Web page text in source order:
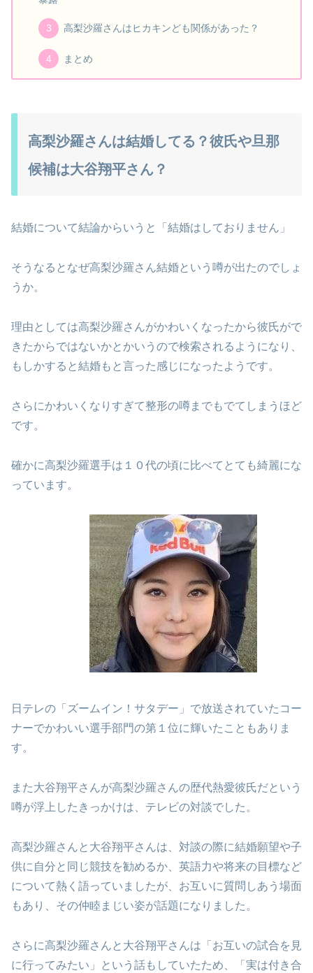
高梨沙羅さんはヒカキンども関係があった？
まとめ
高梨沙羅さんは結婚してる？彼氏や旦那
候補は大谷翔平さん？
結婚について結論からいうと「結婚はしておりません」
そうなるとなぜ高梨沙羅さん結婚という噂が出たのでしょ
うか。
理由としては高梨沙羅さんがかわいくなったから彼氏がで
きたからではないかとかいうので検索されるようになり、
もしかすると結婚もと言った感じになったようです。
さらにかわいくなりすぎて整形の噂までもでてしまうほど
です。
確かに高梨沙羅選手は１０代の頃に比べてとても綺麗にな
っています。
日テレの「ズームイン！サタデー」で放送されていたコー
ナーでかわいい選手部門の第１位に輝いたこともありま
す。
また大谷翔平さんが高梨沙羅さんの歴代熱愛彼氏だという
噂が浮上したきっかけは、テレビの対談でした。
高梨沙羅さんと大谷翔平さんは、対談の際に結婚願望や子
供に自分と同じ競技を勧めるか、英語力や将来の目標など
について熱く語っていましたが、お互いに質問しあう場面
もあり、その仲睦まじい姿が話題になりました。
さらに高梨沙羅さんと大谷翔平さんは「お互いの試合を見
に行ってみたい」という話もしていたため、「実は付き合